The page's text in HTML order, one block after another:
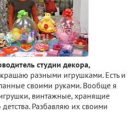
студии декора,
разными игрушками. Есть и
своими руками. Вообще я
винтажные, хранящие
Разбавляю их своими